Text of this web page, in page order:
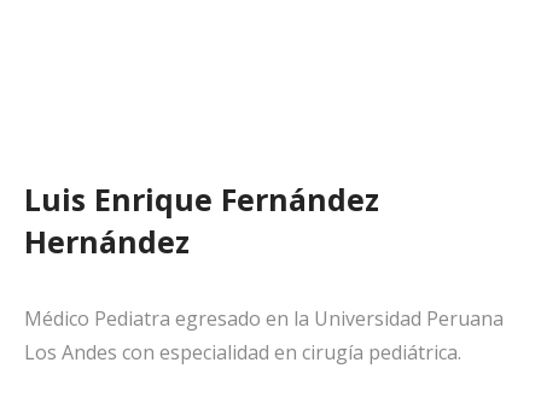
Luis Enrique Fernández
Hernández
Médico Pediatra egresado en la Universidad Peruana
Los Andes con especialidad en cirugía pediátrica.